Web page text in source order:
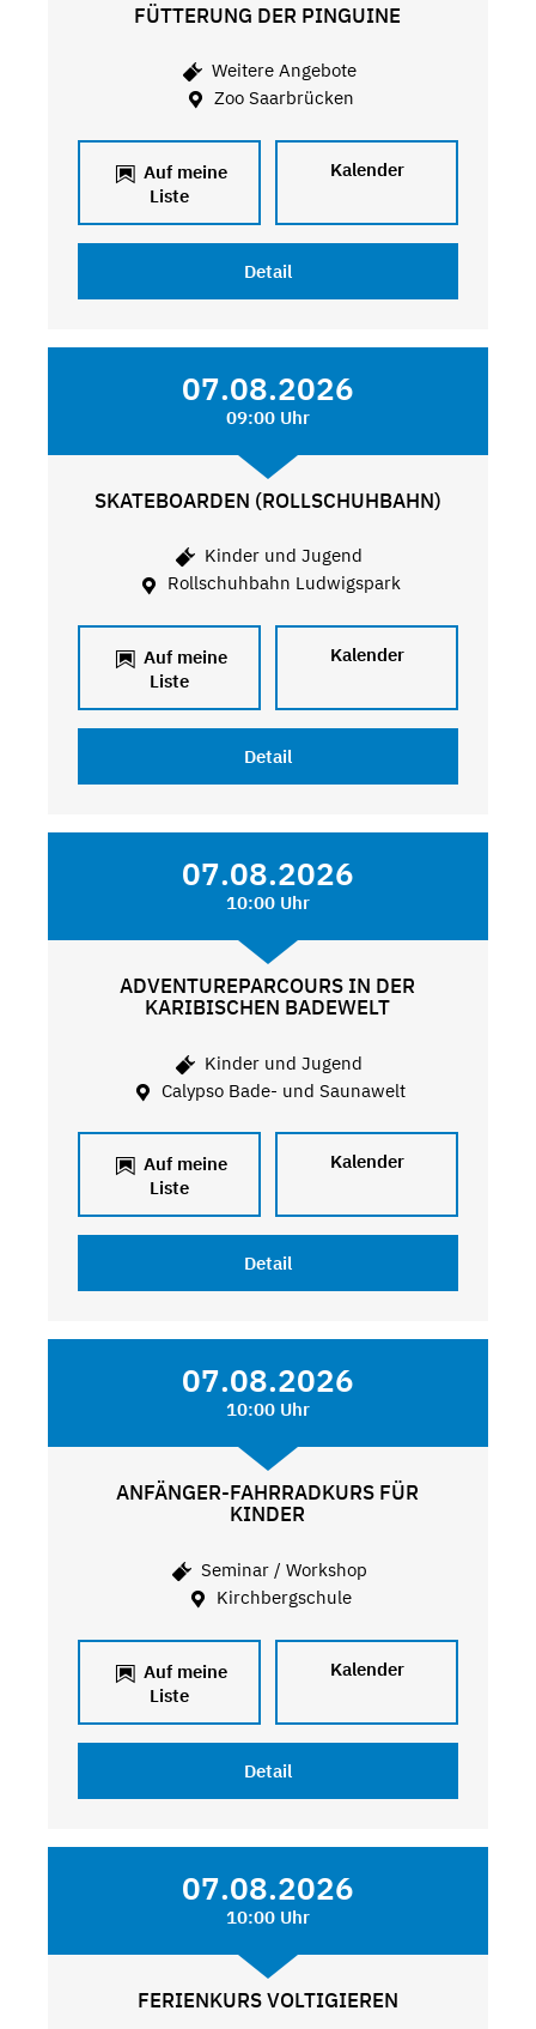
FÜTTERUNG DER PINGUINE
Weitere Angebote
Zoo Saarbrücken
Auf meine
Liste
Kalender
Detail
07.08.2026
09:00 Uhr
SKATEBOARDEN (ROLLSCHUHBAHN)
Kinder und Jugend
Rollschuhbahn Ludwigspark
Auf meine
Liste
Kalender
Detail
07.08.2026
10:00 Uhr
ADVENTUREPARCOURS IN DER
KARIBISCHEN BADEWELT
Kinder und Jugend
Calypso Bade- und Saunawelt
Auf meine
Liste
Kalender
Detail
07.08.2026
10:00 Uhr
ANFÄNGER-FAHRRADKURS FÜR
KINDER
Seminar / Workshop
Kirchbergschule
Auf meine
Liste
Kalender
Detail
07.08.2026
10:00 Uhr
FERIENKURS VOLTIGIEREN